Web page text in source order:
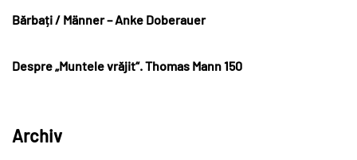
Bărbați / Männer – Anke Doberauer
Despre „Muntele vrăjit“. Thomas Mann 150
Archiv